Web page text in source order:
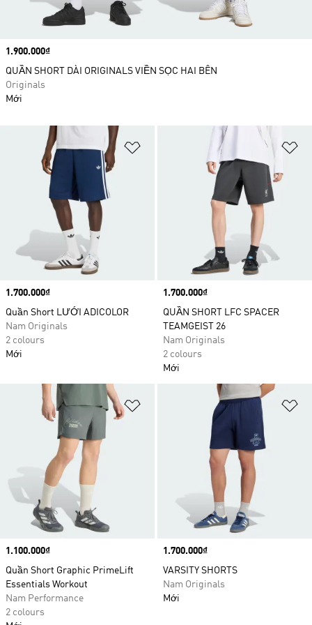
Price
1.700.000₫
Quần Short LƯỚI ADICOLOR
Nam Originals
2 colours
Mới
Price
1.700.000₫
QUẦN SHORT LFC SPACER
TEAMGEIST 26
Nam Originals
2 colours
Mới
Add to Wishlist
Price
1.100.000₫
Quần Short Graphic PrimeLift
Essentials Workout
Nam Performance
2 colours
Price
1.700.000₫
VARSITY SHORTS
Nam Originals
Mới
Price
1.900.000₫
QUẦN SHORT DÀI ORIGINALS VIỀN SỌC HAI BÊN
Originals
Mới